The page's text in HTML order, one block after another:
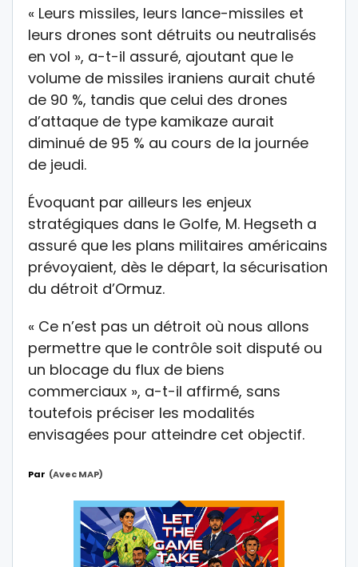
« Leurs missiles, leurs lance-missiles et
leurs drones sont détruits ou neutralisés
en vol », a-t-il assuré, ajoutant que le
volume de missiles iraniens aurait chuté
de 90 %, tandis que celui des drones
d’attaque de type kamikaze aurait
diminué de 95 % au cours de la journée
de jeudi.
Évoquant par ailleurs les enjeux
stratégiques dans le Golfe, M. Hegseth a
assuré que les plans militaires américains
prévoyaient, dès le départ, la sécurisation
du détroit d’Ormuz.
« Ce n’est pas un détroit où nous allons
permettre que le contrôle soit disputé ou
un blocage du flux de biens
commerciaux », a-t-il affirmé, sans
toutefois préciser les modalités
envisagées pour atteindre cet objectif.
Par (avec MAP)